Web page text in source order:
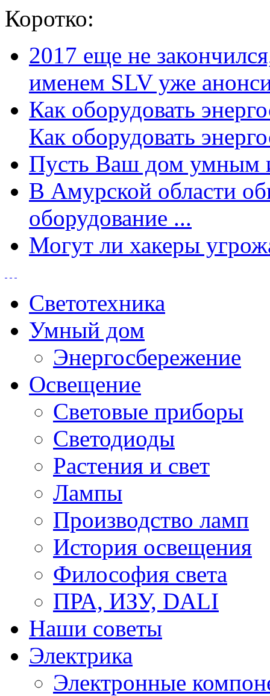
Коротко:
2017 еще не
именем SLV уже
Как оборудовать
Как оборудовать
Пусть Ваш дом умным
В Амурской области
оборудование ...
Могут ли хакеры
Светотехника
Умный дом
Энергосбережение
Освещение
Световые приборы
Светодиоды
Растения и свет
Лампы
Производство ламп
История освещения
Философия света
ПРА, ИЗУ, DALI
Наши советы
Электрика
Электронные